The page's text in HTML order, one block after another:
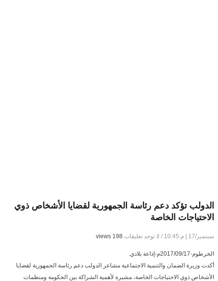
الدولب تؤكد دعم رئاسة الجمهورية لقضايا الأشخاص ذوي
الاحتياجات الخاصة
سبتمبر/17 | م:10:45 / لا توجد تعليقات 198 views
الخرطوم-2017/09/17م-إذاعة بلادي.
أكدت وزيرة الضمان والتنمية الاجتماعية مشاعر الدولب دعم رئاسة الجمهورية لقضايا
الأشخاص ذوي الاحتياجات الخاصة، مشيرة لأهمية الشراكة بين الحكومة ومنظمات